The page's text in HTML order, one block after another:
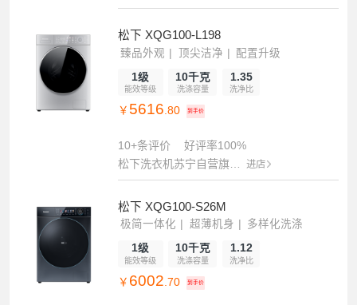
松下 XQG100-L198
臻品外观 顶尖洁净 配置升级
1级
能效等级
10千克
洗涤容量
1.35
洗净比
￥ 5616.80 到手价
10+条评价
好评率100%
松下洗衣机苏宁自营旗舰店
进店
松下 XQG100-S26M
极简一体化 超薄机身 多样化洗涤
1级
能效等级
10千克
洗涤容量
1.12
洗净比
￥ 6002.70 到手价